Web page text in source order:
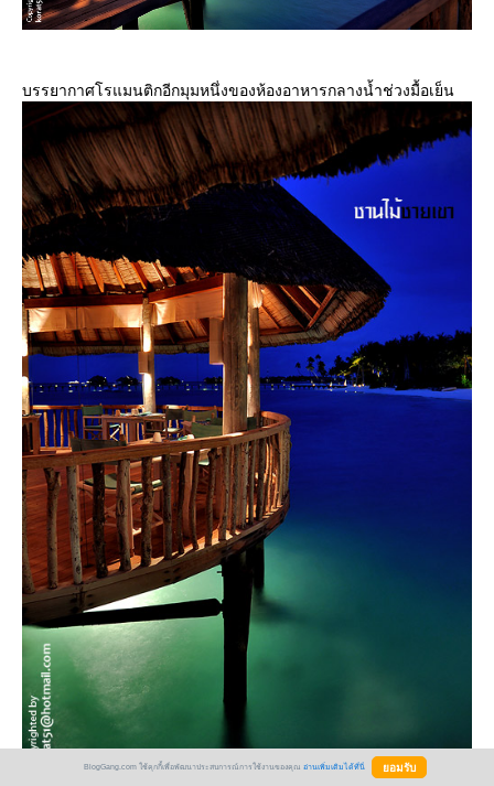
บรรยากาศโรแมนติกอีกมุมหนึ่งของห้องอาหารกลางน้ำช่วงมื้อเย็น
BlogGang.com ใช้คุกกี้เพื่อพัฒนาประสบการณ์การใช้งานของคุณ อ่านเพิ่มเติมได้ที่นี่